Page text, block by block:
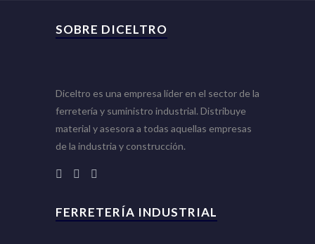
SOBRE DICELTRO
Diceltro es una empresa líder en el sector de la
ferretería y suministro industrial. Distribuye
material y asesora a todas aquellas empresas
de la industria y construcción.
FERRETERÍA INDUSTRIAL